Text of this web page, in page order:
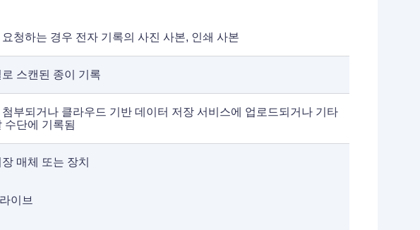
요청하는 경우 전자 기록의 사진 사본, 인쇄 사본
스캔된 종이 기록
부되거나 클라우드 기반 데이터 저장 서비스에 업로드되거나 기타
수단에 기록됨
매체 또는 장치
이브